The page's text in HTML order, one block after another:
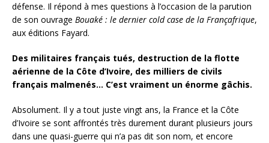
défense. Il répond à mes questions à l’occasion de la parution
de son ouvrage Bouaké : le dernier cold case de la Françafrique,
aux éditions Fayard.
Des militaires français tués, destruction de la flotte
aérienne de la Côte d’Ivoire, des milliers de civils
français malmenés… C’est vraiment un énorme gâchis.
Absolument. Il y a tout juste vingt ans, la France et la Côte
d’Ivoire se sont affrontés très durement durant plusieurs jours
dans une quasi-guerre qui n’a pas dit son nom, et encore